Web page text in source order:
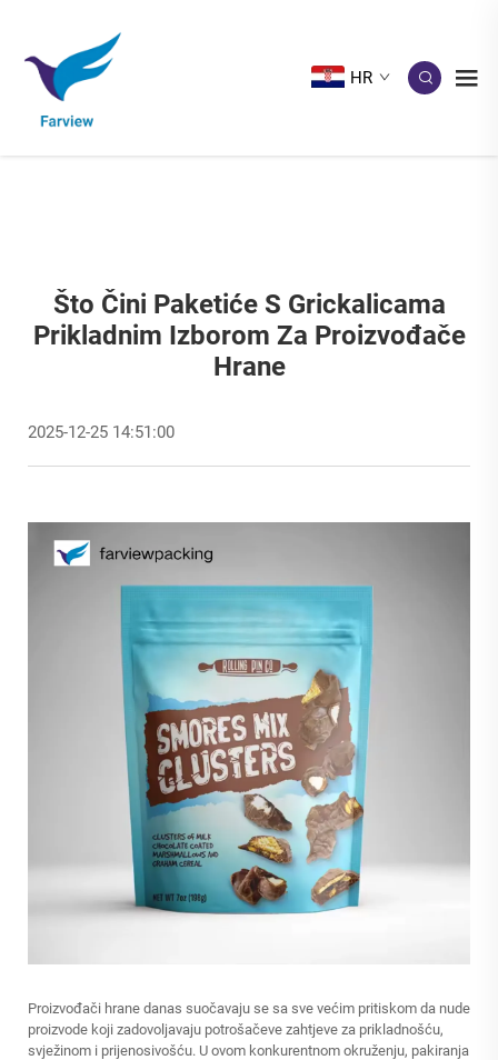
HR
Što Čini Paketiće S Grickalicama
Prikladnim Izborom Za Proizvođače
Hrane
2025-12-25 14:51:00
Proizvođači hrane danas suočavaju se sa sve većim pritiskom da nude
proizvode koji zadovoljavaju potrošačeve zahtjeve za prikladnošću,
svježinom i prijenosivošću. U ovom konkurentnom okruženju, pakiranja